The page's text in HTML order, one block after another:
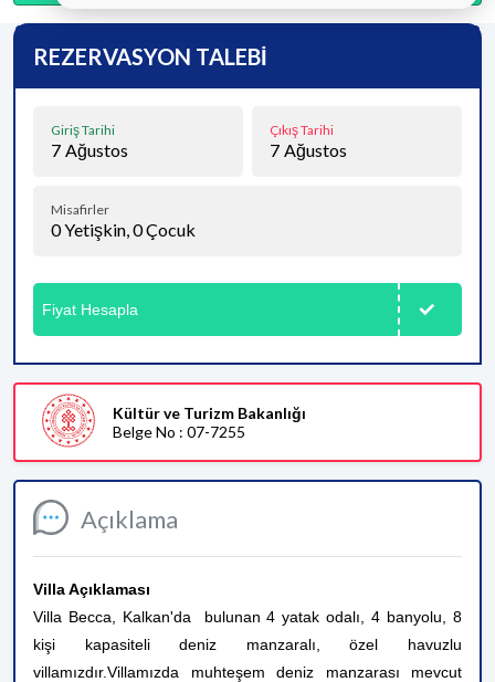
Açıklama
Villa Açıklaması
Villa Becca, Kalkan'da bulunan 4 yatak odalı, 4 banyolu, 8
kişi kapasiteli deniz manzaralı, özel havuzlu
villamızdır.Villamızda muhteşem deniz manzarası mevcut
REZERVASYON TALEBİ
Giriş Tarihi
7 Ağustos
Çıkış Tarihi
7 Ağustos
Misafirler
0Yetişkin,0Çocuk
Fiyat Hesapla
Kültür ve Turizm Bakanlığı
Belge No : 07-7255